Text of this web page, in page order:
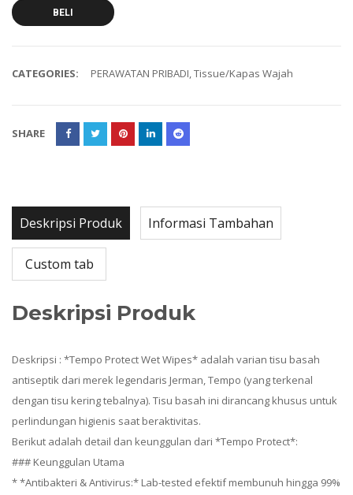
BELI
CATEGORIES: PERAWATAN PRIBADI,Tissue/Kapas Wajah
SHARE
Deskripsi Produk Informasi Tambahan
Custom tab
Deskripsi Produk
Deskripsi : *Tempo Protect Wet Wipes* adalah varian tisu basah
antiseptik dari merek legendaris Jerman, Tempo (yang terkenal
dengan tisu kering tebalnya). Tisu basah ini dirancang khusus untuk
perlindungan higienis saat beraktivitas.
Berikut adalah detail dan keunggulan dari *Tempo Protect*:
### Keunggulan Utama
* *Antibakteri & Antivirus:* Lab-tested efektif membunuh hingga 99%